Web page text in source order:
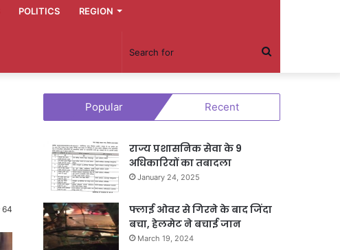
POLITICS REGION
Search
for
64
Popular Recent
राज्य प्रशासनिक सेवा के 9
अधिकारियों का तबादला
January 24, 2025
फ्लाई ओवर से गिरने के बाद जिंदा
बचा, हेलमेट ने बचाई जान
March 19, 2024